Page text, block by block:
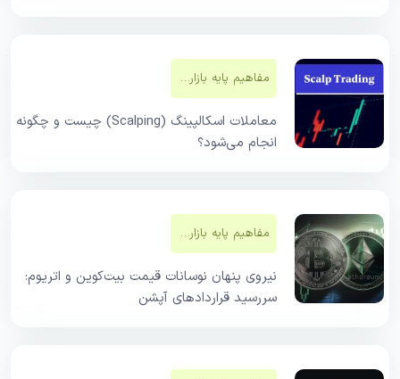
مفاهیم پایه بازار‌های مالی
معاملات اسکالپینگ (Scalping) چیست و چگونه
انجام می‌شود؟
مفاهیم پایه بازار‌های مالی
نیروی پنهان نوسانات قیمت بیت‌کوین و اتریوم:
سررسید قراردادهای آپشن